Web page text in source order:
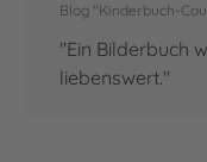
Blog "Kinderbuch-
"Ein Bilderbuch
liebenswert."